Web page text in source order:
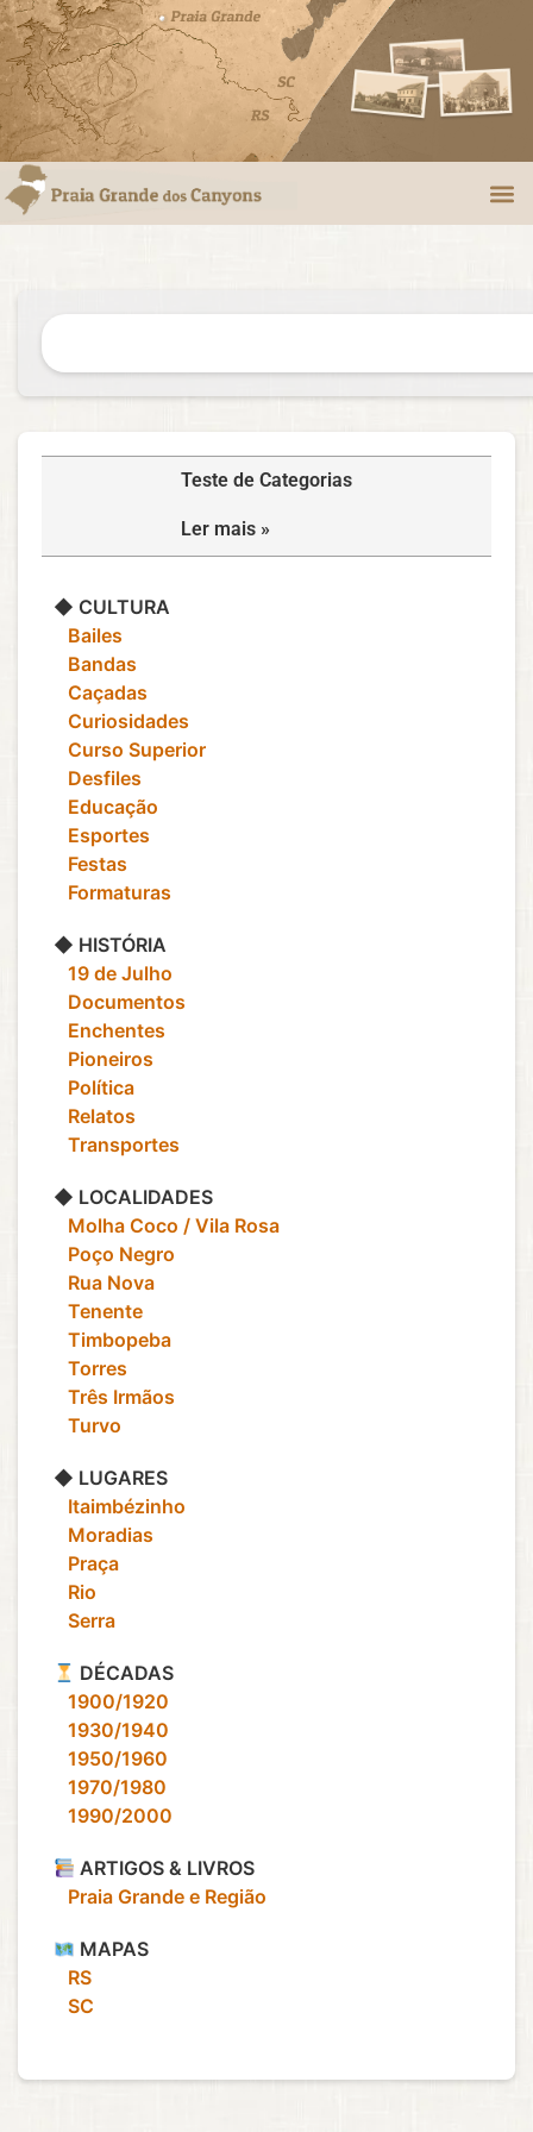
Teste de Categorias
Ler mais »
◆ CULTURA
‎ ‎ ‎ Bailes
‎ ‎ ‎ Bandas
‎ ‎ ‎ Caçadas
‎ ‎ ‎ Curiosidades
‎ ‎ ‎ Curso Superior
‎ ‎ ‎ Desfiles
‎ ‎ ‎ Educação
‎ ‎ ‎ Esportes
‎ ‎ ‎ Festas
‎ ‎ ‎ Formaturas
◆ HISTÓRIA
‎ ‎ ‎ 19 de Julho
‎ ‎ ‎ Documentos
‎ ‎ ‎ Enchentes
‎ ‎ ‎ Pioneiros
‎ ‎ ‎ Política
‎ ‎ ‎ Relatos
‎ ‎ ‎ Transportes
◆ LOCALIDADES
‎ ‎ ‎ Molha Coco / Vila Rosa
‎ ‎ ‎ Poço Negro
‎ ‎ ‎ Rua Nova
‎ ‎ ‎ Tenente
‎ ‎ ‎ Timbopeba
‎ ‎ ‎ Torres
‎ ‎ ‎ Três Irmãos
‎ ‎ ‎ Turvo
◆ LUGARES
‎ ‎ ‎ Itaimbézinho
‎ ‎ ‎ Moradias
‎ ‎ ‎ Praça
‎ ‎ ‎ Rio
‎ ‎ ‎ Serra
DÉCADAS
‎ ‎ ‎ 1900/1920
‎ ‎ ‎ 1930/1940
‎ ‎ ‎ 1950/1960
‎ ‎ ‎ 1970/1980
‎ ‎ ‎ 1990/2000
ARTIGOS & LIVROS
‎ ‎ ‎ Praia Grande e Região
MAPAS
‎ ‎ ‎ RS
‎ ‎ ‎ SC